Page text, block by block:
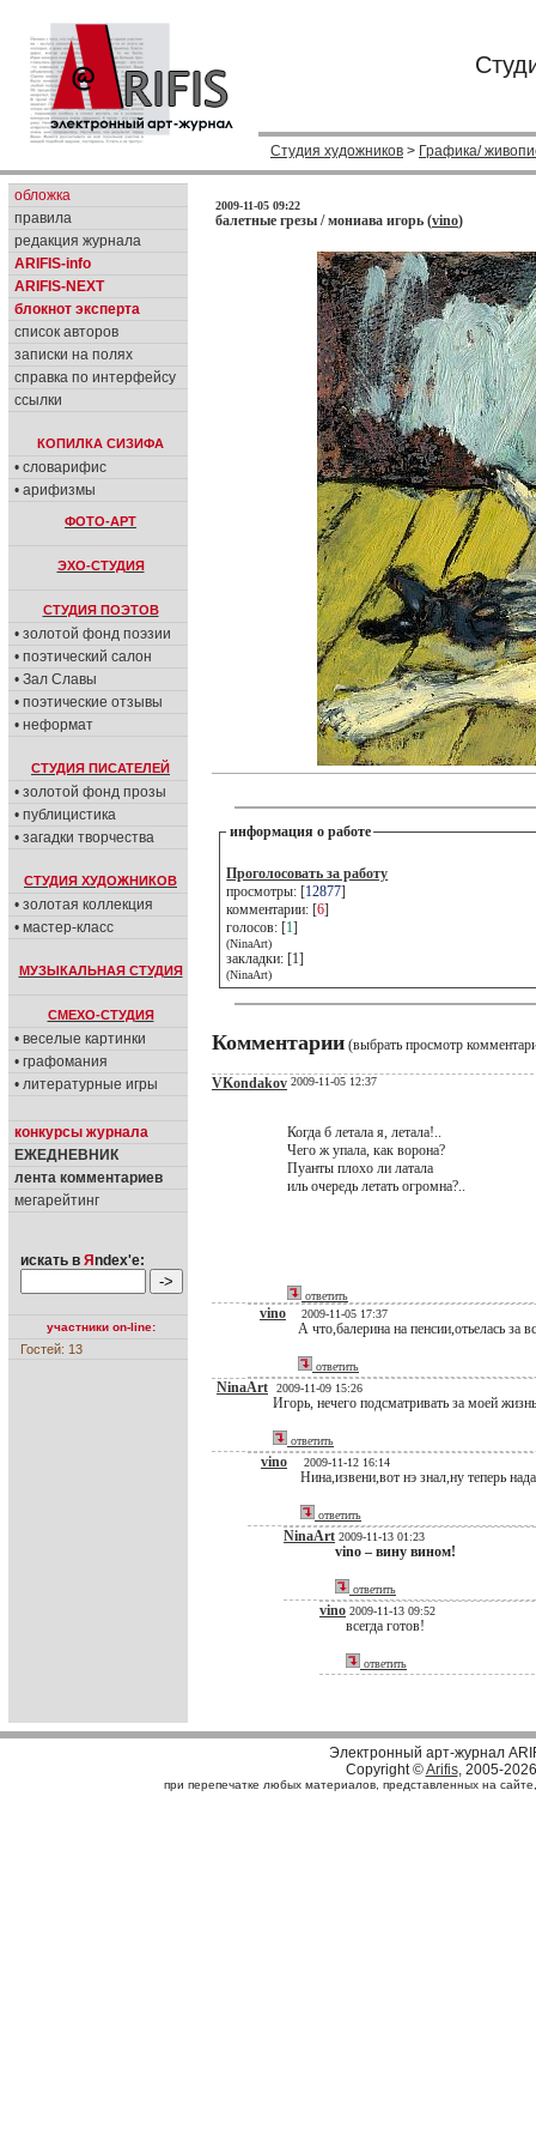
Студия художников > Графика/
обложка
правила
редакция журнала
ARIFIS-info
ARIFIS-NEXT
блокнот эксперта
список авторов
записки на полях
справка по интерфейсу
ссылки
КОПИЛКА СИЗИФА
• словарифис
• арифизмы
ФОТО-АРТ
ЭХО-СТУДИЯ
СТУДИЯ ПОЭТОВ
• золотой фонд поэзии
• поэтический салон
• Зал Славы
• поэтические отзывы
• неформат
СТУДИЯ ПИСАТЕЛЕЙ
• золотой фонд прозы
• публицистика
• загадки творчества
СТУДИЯ ХУДОЖНИКОВ
• золотая коллекция
• мастер-класс
МУЗЫКАЛЬНАЯ СТУДИЯ
СМЕХО-СТУДИЯ
• веселые картинки
• графомания
• литературные игры
конкурсы журнала
ЕЖЕДНЕВНИК
лента комментариев
мегарейтинг
искать в Я ndex'е:
участники on-line:
Гостей: 13
2009-11-05 09:22
балетные грезы / мониава игорь (vino)
информация о работе
Проголосовать за работу
просмотры: [12877]
комментарии: [6]
голосов: [1]
(NinaArt)
закладки: [1]
(NinaArt)
Комментарии (выбрать просмотр
VKondakov 2009-11-05 12:37
Когда б летала я, летала!..
Чего ж упала, как ворона?
Пуанты плохо ли латала
иль очередь летать огромна?..
ответить
vino 2009-11-05 17:37
А что,балерина на пенсии,отьелась за
ответить
NinaArt 2009-11-09 15:26
Игорь, нечего подсматривать за моей
ответить
vino 2009-11-12 16:14
Нина,извени,вот нэ знал,ну теперь
ответить
NinaArt 2009-11-13 01:23
vino – вину вином!
ответить
vino 2009-11-13 09:52
всегда готов!
ответить
Электронный арт-журнал
Copyright ©Arifis, 2005-2026
при перепечатке любых материалов, представленных на